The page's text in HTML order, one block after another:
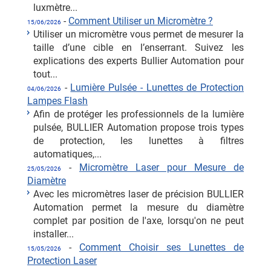
luxmètre...
15/06/2026 - Comment Utiliser un Micromètre ?
Utiliser un micromètre vous permet de mesurer la
taille d’une cible en l’enserrant. Suivez les
explications des experts Bullier Automation pour
tout...
04/06/2026 - Lumière Pulsée - Lunettes de Protection
Lampes Flash
Afin de protéger les professionnels de la lumière
pulsée, BULLIER Automation propose trois types
de protection, les lunettes à filtres
automatiques,...
25/05/2026 - Micromètre Laser pour Mesure de
Diamètre
Avec les micromètres laser de précision BULLIER
Automation permet la mesure du diamètre
complet par position de l'axe, lorsqu'on ne peut
installer...
15/05/2026 - Comment Choisir ses Lunettes de
Protection Laser